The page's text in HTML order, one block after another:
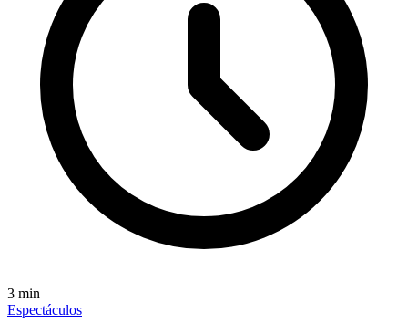
3 min
Espectáculos